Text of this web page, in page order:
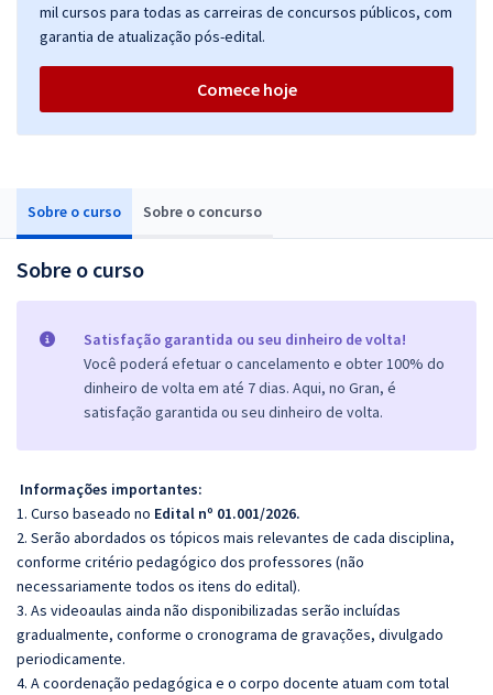
Sobre o curso Sobre o concurso
Sobre o curso
Satisfação garantida ou seu dinheiro de volta!
Você poderá efetuar o cancelamento e obter 100% do
dinheiro de volta em até 7 dias. Aqui, no Gran, é
satisfação garantida ou seu dinheiro de volta.
Informações importantes:
1. Curso baseado no Edital nº 01.001/2026.
2. Serão abordados os tópicos mais relevantes de cada disciplina,
conforme critério pedagógico dos professores (não
necessariamente todos os itens do edital).
3. As videoaulas ainda não disponibilizadas serão incluídas
gradualmente, conforme o cronograma de gravações, divulgado
periodicamente.
4. A coordenação pedagógica e o corpo docente atuam com total
mil cursos para todas as carreiras de concursos públicos, com
garantia de atualização pós-edital.
Comece hoje